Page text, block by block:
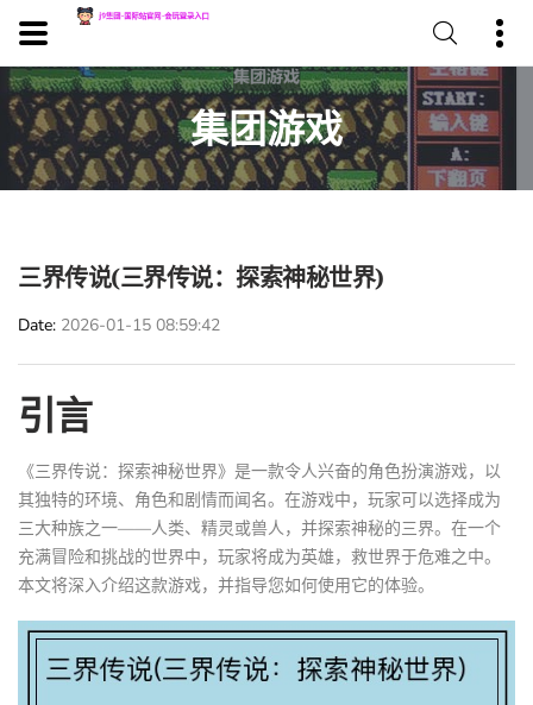
集团游戏
三界传说(三界传说：探索神秘世界)
Date 2026-01-15 08:59:42
引言
《三界传说：探索神秘世界》是一款令人兴奋的角色扮演游戏，以
其独特的环境、角色和剧情而闻名。在游戏中，玩家可以选择成为
三大种族之一——人类、精灵或兽人，并探索神秘的三界。在一个
充满冒险和挑战的世界中，玩家将成为英雄，救世界于危难之中。
本文将深入介绍这款游戏，并指导您如何使用它的体验。